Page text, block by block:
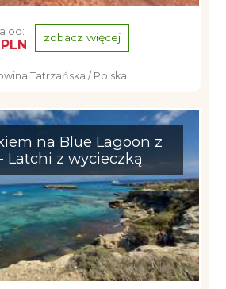
od: zobacz więcej
Tatrzańska / Polska
na Blue Lagoon z
Latchi z wycieczką